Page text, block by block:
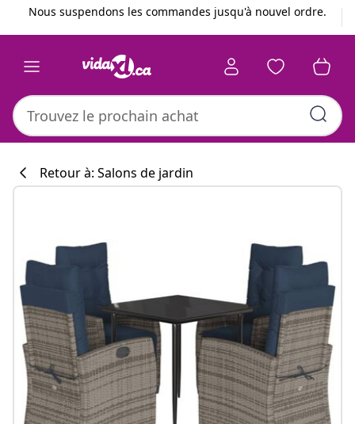
Précédent
Suivant
Nous suspendons les commandes jusqu'à nouvel ordre.
Retour à: Salons de jardin